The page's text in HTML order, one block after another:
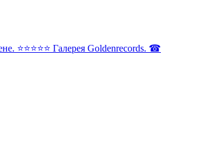
⭐️⭐️⭐️⭐️⭐️ Галерея Goldenrecords. ☎